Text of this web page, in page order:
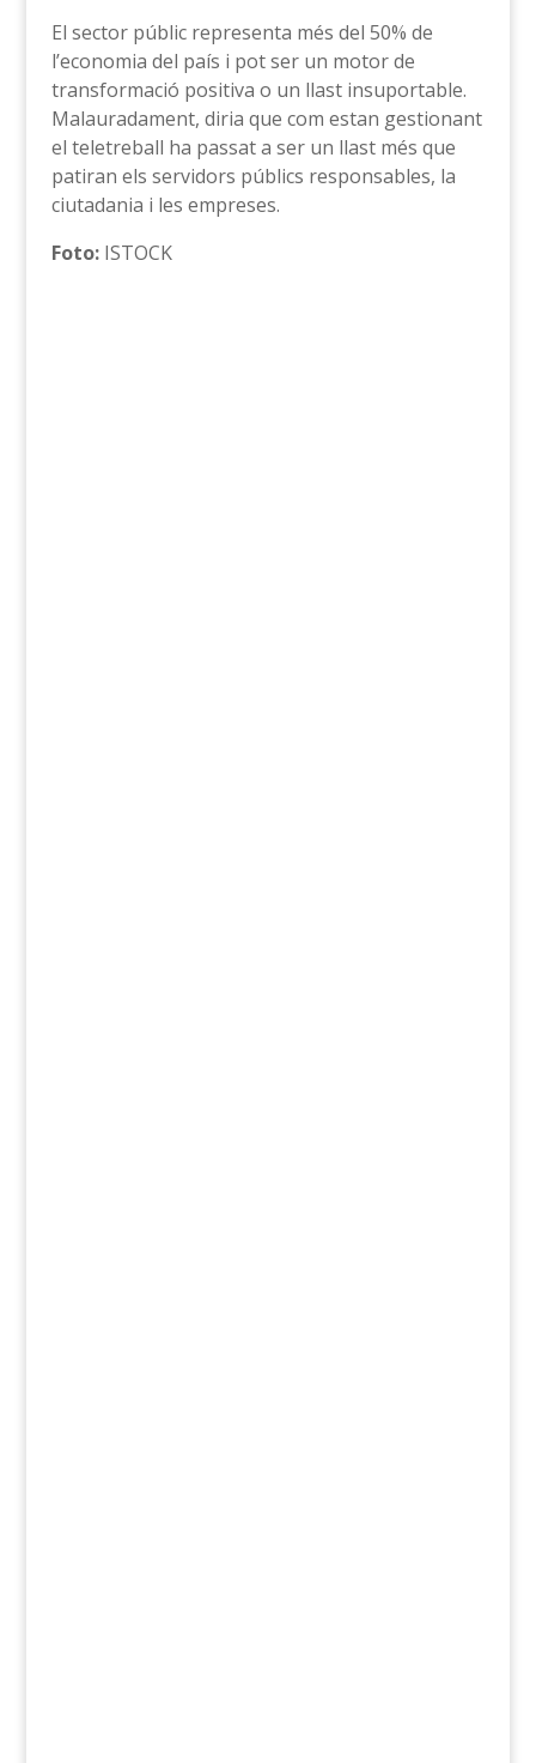
El sector públic representa més del 50% de
l’economia del país i pot ser un motor de
transformació positiva o un llast insuportable.
Malauradament, diria que com estan gestionant
el teletreball ha passat a ser un llast més que
patiran els servidors públics responsables, la
ciutadania i les empreses.
Foto:ISTOCK